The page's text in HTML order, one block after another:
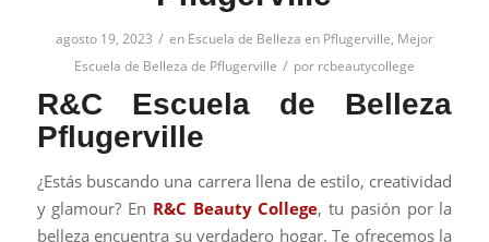
agosto 19, 2023 / en Escuela de Belleza en Pflugerville, Mejor
Escuela de Belleza de Pflugerville / por rcbeautycollege
R&C Escuela de Belleza
Pflugerville
¿Estás buscando una carrera llena de estilo, creatividad
y glamour? En R&C Beauty College, tu pasión por la
belleza encuentra su verdadero hogar. Te ofrecemos la